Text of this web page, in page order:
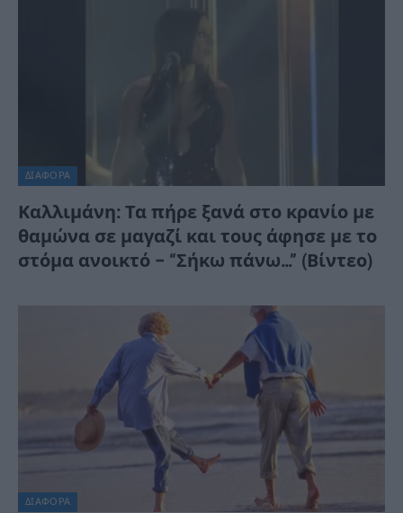
ΔΙΆΦΟΡΑ
Καλλιμάνη: Τα πήρε ξανά στο κρανίο με
θαμώνα σε μαγαζί και τους άφησε με το
στόμα ανοικτό – “Σήκω πάνω…” (Βίντεο)
ΔΙΆΦΟΡΑ